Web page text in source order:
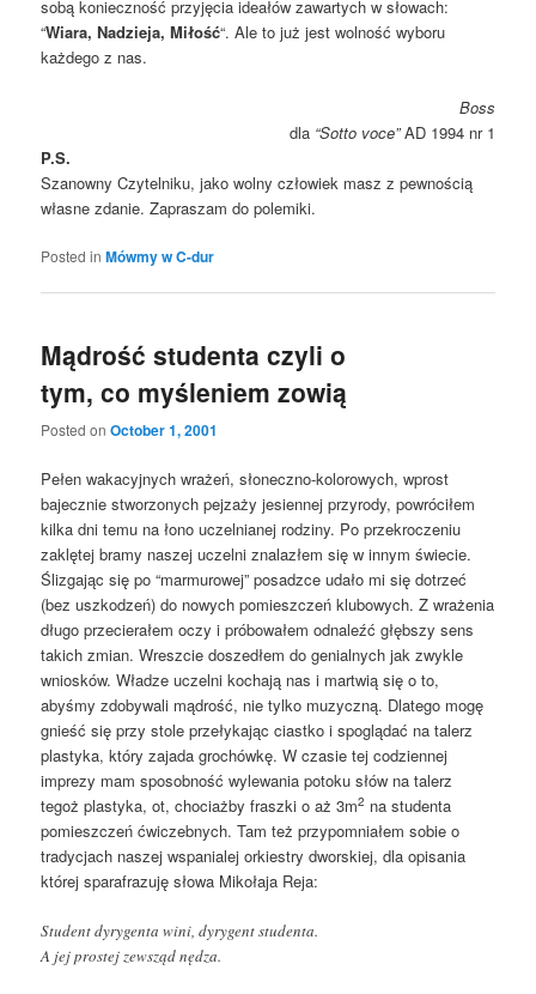
sobą konieczność przyjęcia ideałów zawartych w słowach:
“Wiara, Nadzieja, Miłość“. Ale to już jest wolność wyboru
każdego z nas.
Boss
dla “Sotto voce”AD 1994 nr 1
P.S.
Szanowny Czytelniku, jako wolny człowiek masz z pewnością
własne zdanie. Zapraszam do polemiki.
Posted in Mówmy w C-dur
Mądrość studenta czyli o
tym, co myśleniem zowią
Posted onOctober 1, 2001
Pełen wakacyjnych wrażeń, słoneczno-kolorowych, wprost
bajecznie stworzonych pejzaży jesiennej przyrody, powróciłem
kilka dni temu na łono uczelnianej rodziny. Po przekroczeniu
zaklętej bramy naszej uczelni znalazłem się w innym świecie.
Ślizgając się po “marmurowej” posadzce udało mi się dotrzeć
(bez uszkodzeń) do nowych pomieszczeń klubowych. Z wrażenia
długo przecierałem oczy i próbowałem odnaleźć głębszy sens
takich zmian. Wreszcie doszedłem do genialnych jak zwykle
wniosków. Władze uczelni kochają nas i martwią się o to,
abyśmy zdobywali mądrość, nie tylko muzyczną. Dlatego mogę
gnieść się przy stole przełykając ciastko i spoglądać na talerz
plastyka, który zajada grochówkę. W czasie tej codziennej
imprezy mam sposobność wylewania potoku słów na talerz
tegoż plastyka, ot, chociażby fraszki o aż 3m2 na studenta
pomieszczeń ćwiczebnych. Tam też przypomniałem sobie o
tradycjach naszej wspanialej orkiestry dworskiej, dla opisania
której sparafrazuję słowa Mikołaja Reja:
Student dyrygenta wini, dyrygent studenta.
A jej prostej zewsząd nędza.